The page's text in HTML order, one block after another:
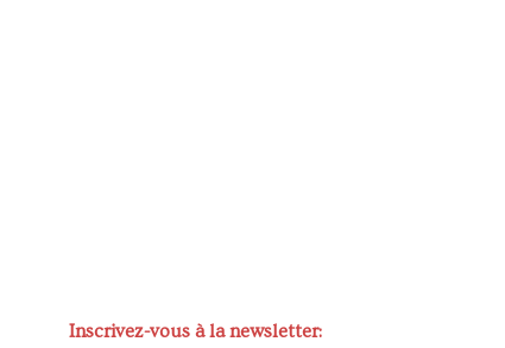
Inscrivez-vous à la newsletter: